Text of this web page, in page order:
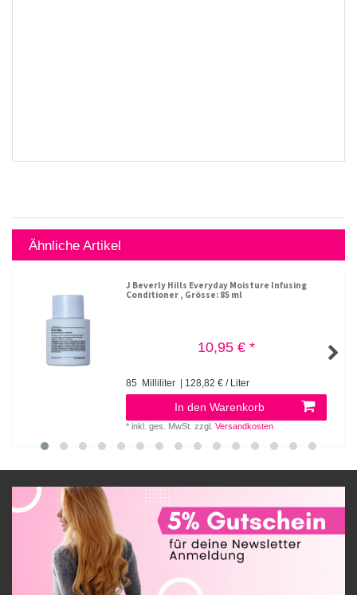
Ähnliche Artikel
J Beverly Hills Everyday Moisture Infusing
Conditioner , Grösse: 85 ml
10,95 € *
85 Milliliter | 128,82 € / Liter
In den Warenkorb
*inkl. ges. MwSt. zzgl.Versandkosten